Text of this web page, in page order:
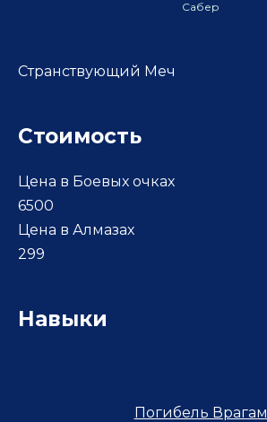
Сабер
Странствующий Меч
Стоимость
Цена в Боевых очках
6500
Цена в Алмазах
299
Навыки
Погибель Врагам